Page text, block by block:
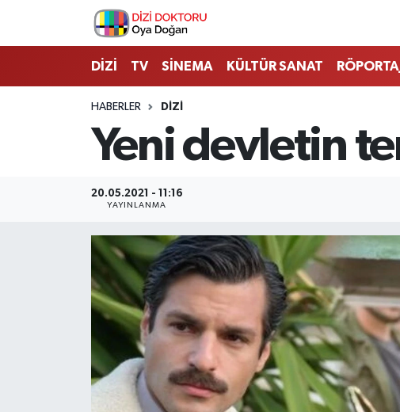
DİZİ TV SİNEMA KÜLTÜR SANAT RÖPORTAJ
HABERLER DİZİ
Yeni devletin
20.05.2021 - 11:16
YAYINLANMA
İstanbul Nöbetçi Eczaneler
İstanbul Hava Durumu
İstanbul Namaz Vakitleri
Tüm Manşetler
Son Dakika Haberleri
Haber Arşivi